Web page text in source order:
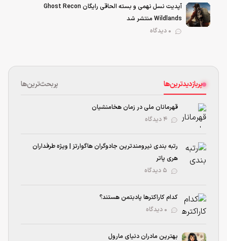
آپدیت نسل نهمی و بسته الحاقی رایگان Ghost Recon
Wildlands منتشر شد
پربازدیدترین‌ها پربحث‌ترین‌ها
قهرمانان ملی در زمان هخامنشیان
رتبه بندی نیرومند‌ترین جادوگران هاگوارتز | ویژه طرفداران
هری پاتر
کدام کاراکترها پادبتمن هستند؟
بهترین مادران دنیای مارول